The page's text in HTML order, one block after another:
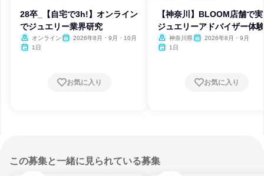
28卒_【自宅で3h!】オンライン
でジュエリー業界研究
オンライン
2026年8月・9月・10月
1日
お気に入り
【神奈川】BLOOM店舗で
ジュエリーアドバイザー体験
神奈川県
2026年8月・9月
1日
お気に入り
この募集と一緒に見られている募集